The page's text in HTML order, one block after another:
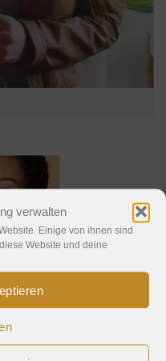
verwalten
Einige von ihnen sind
Website und deine